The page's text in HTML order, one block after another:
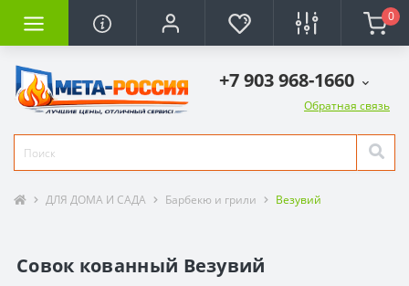
0
+7 903 968-1660
Обратная связь
ДЛЯ ДОМА И САДА Барбекю и грили Везувий
Совок кованный Везувий